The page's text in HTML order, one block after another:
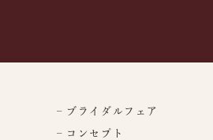
– ブライダルフェア
– コンセプト